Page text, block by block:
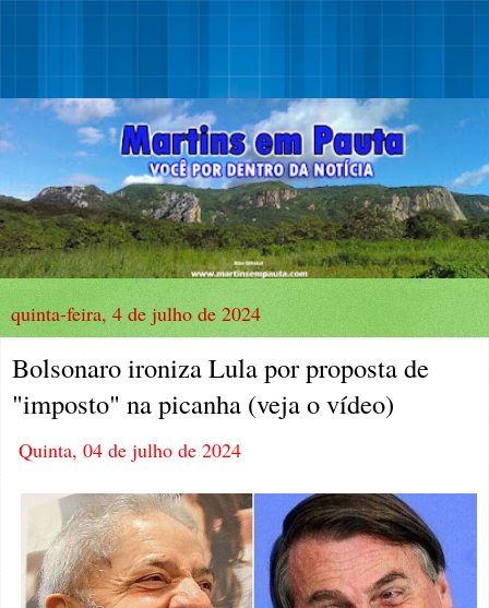
quinta-feira, 4 de julho de 2024
Bolsonaro ironiza Lula por proposta de
"imposto" na picanha (veja o vídeo)
Quinta, 04 de julho de 2024